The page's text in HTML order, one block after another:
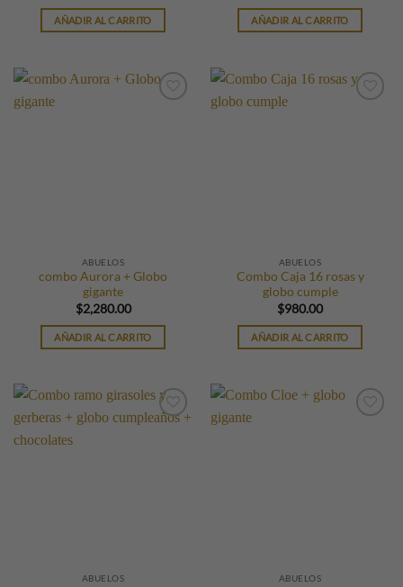
AÑADIR AL CARRITO AÑADIR AL CARRITO
ABUELOS
combo Aurora + Globo
gigante
$2,280.00
AÑADIR AL CARRITO
ABUELOS
Combo Caja 16 rosas y
globo cumple
$980.00
AÑADIR AL CARRITO
ABUELOS ABUELOS